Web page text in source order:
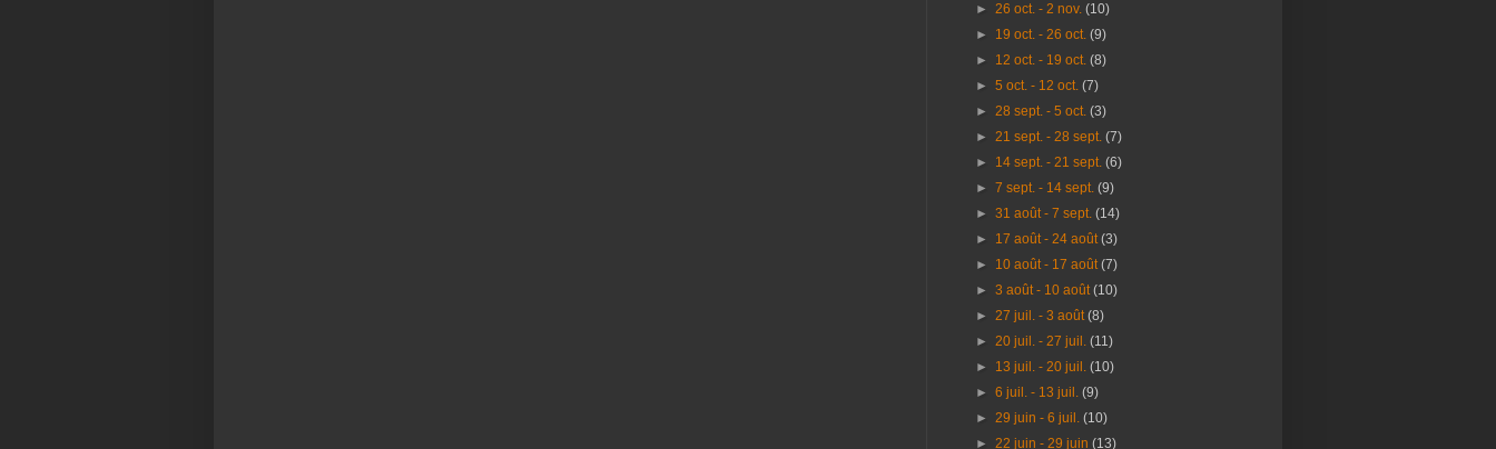
►26 oct. - 2 nov.(10)
► 19 oct. - 26 oct.(9)
► 12 oct. - 19 oct.(8)
►5 oct. - 12 oct.(7)
►28 sept. - 5 oct.(3)
►21 sept. - 28 sept.(7)
► 14 sept. - 21 sept.(6)
►7 sept. - 14 sept.(9)
►31 août - 7 sept.(14)
► 17 août - 24 août(3)
► 10 août - 17 août(7)
►3 août - 10 août(10)
►27 juil. - 3 août(8)
►20 juil. - 27 juil.(11)
► 13 juil. - 20 juil.(10)
►6 juil. - 13 juil.(9)
►29 juin - 6 juil.(10)
►22 juin - 29 juin(13)